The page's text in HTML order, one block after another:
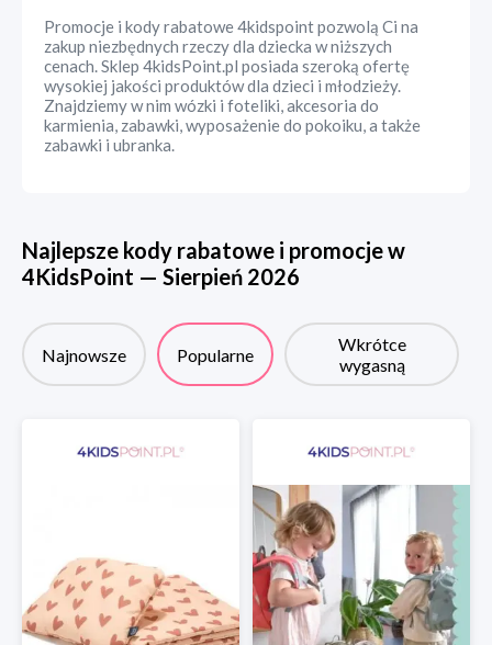
Promocje i kody rabatowe 4kidspoint pozwolą Ci na
zakup niezbędnych rzeczy dla dziecka w niższych
cenach. Sklep 4kidsPoint.pl posiada szeroką ofertę
wysokiej jakości produktów dla dzieci i młodzieży.
Znajdziemy w nim wózki i foteliki, akcesoria do
karmienia, zabawki, wyposażenie do pokoiku, a także
zabawki i ubranka.
Najlepsze kody rabatowe i promocje w
4KidsPoint — Sierpień 2026
Najnowsze Popularne
Wkrótce
wygasną